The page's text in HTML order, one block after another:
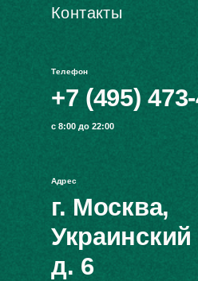
Телефон
+7 (495)
с 8:00 до 22:00
Адрес
г. Москва,
д. 6
Контакты